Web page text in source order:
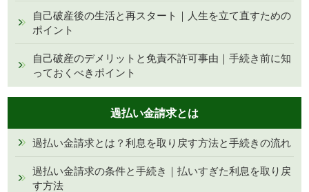
自己破産後の生活と再スタート｜人生を立て直すための
ポイント
自己破産のデメリットと免責不許可事由｜手続き前に知
っておくべきポイント
過払い金請求とは
過払い金請求とは？利息を取り戻す方法と手続きの流れ
過払い金請求の条件と手続き｜払いすぎた利息を取り戻
す方法